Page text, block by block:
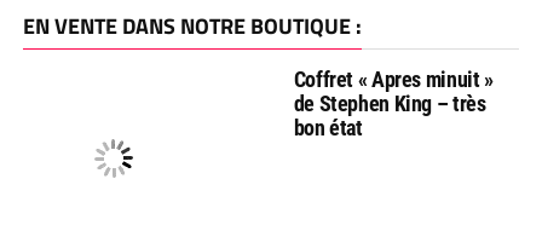
EN VENTE DANS NOTRE BOUTIQUE :
Coffret « Apres minuit »
de Stephen King – très
bon état